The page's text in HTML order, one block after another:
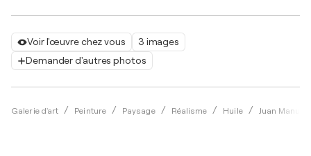
Voir l'œuvre chez vous
3 images
Demander d'autres photos
Galerie d'art Peinture Paysage Réalisme Huile Juan Manuel